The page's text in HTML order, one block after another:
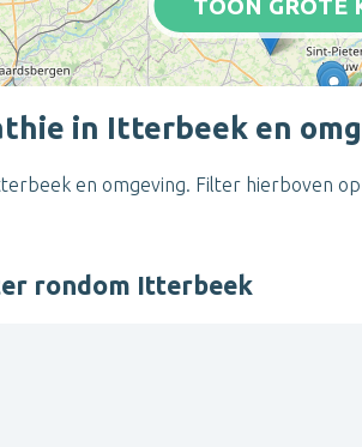
TOON GROTE
in Itterbeek en
en omgeving. Filter hierboven
rondom Itterbeek